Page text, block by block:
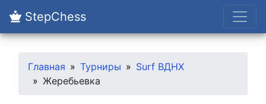
StepChess
Главная Турниры
Surf ВДНХ
Жеребьевка